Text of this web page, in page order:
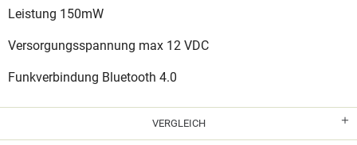
Leistung 150mW
Versorgungsspannung max 12 VDC
Funkverbindung Bluetooth 4.0
VERGLEICH